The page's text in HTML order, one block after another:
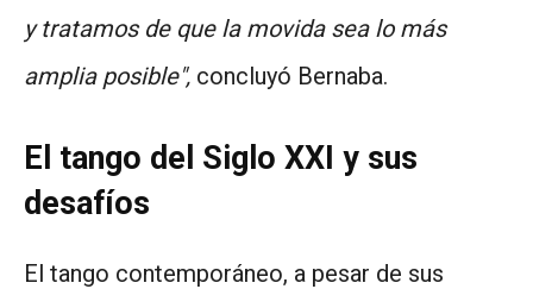
y tratamos de que la movida sea lo más
amplia posible", concluyó Bernaba.
El tango del Siglo XXI y sus
desafíos
El tango contemporáneo, a pesar de sus